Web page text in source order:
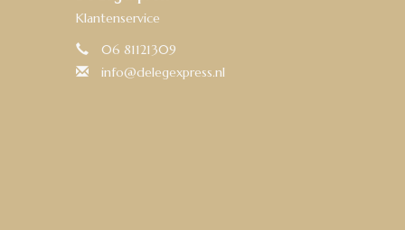
Klantenservice
06 81121309
info@delegexpress.nl